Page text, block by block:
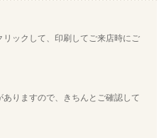
リックして、印刷してご来店時にご
りますので、きちんとご確認して